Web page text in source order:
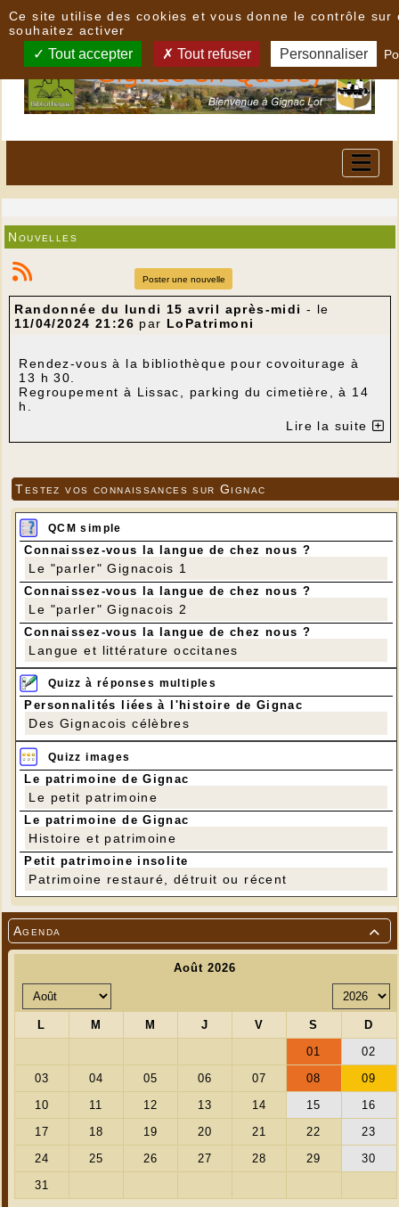

Agenda
Nouvelles
Poster une nouvelle
Randonnée du lundi 15 avril après-midi - le
11/04/2024 21:26 par LoPatrimoni
Rendez-vous à la bibliothèque pour covoiturage à
13 h 30.
Regroupement à Lissac, parking du cimetière, à 14
h.
Parcours : Lissac - Puy Graminées - Puy Jubert -
Lire la suite
Testez vos connaissances sur Gignac
QCM simple
Connaissez-vous la langue de chez nous ?
Le "parler" Gignacois 1
Connaissez-vous la langue de chez nous ?
Le "parler" Gignacois 2
Connaissez-vous la langue de chez nous ?
Langue et littérature occitanes
Quizz à réponses multiples
Personnalités liées à l'histoire de Gignac
Des Gignacois célèbres
Quizz images
Le patrimoine de Gignac
Le petit patrimoine
Le patrimoine de Gignac
Histoire et patrimoine
Petit patrimoine insolite
Patrimoine restauré, détruit ou récent
Ce site utilise des cookies et vous donne le contrôle sur
souhaitez activer
Tout accepter Tout refuser Personnaliser